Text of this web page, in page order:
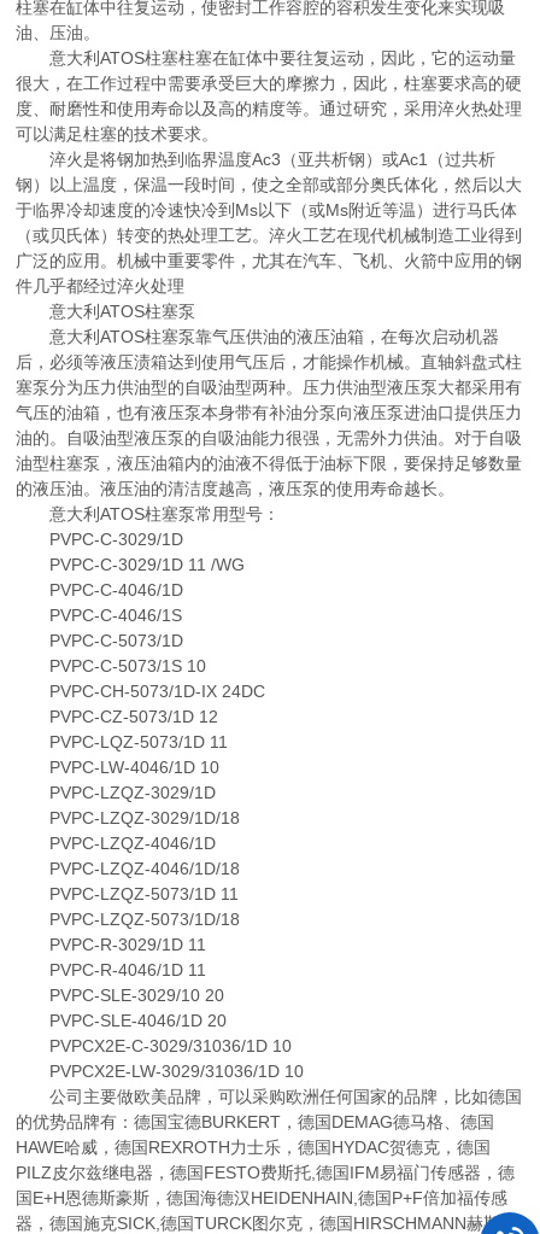
柱塞在缸体中往复运动，使密封工作容腔的容积发生变化来实现吸
油、压油。
意大利ATOS柱塞柱塞在缸体中要往复运动，因此，它的运动量
很大，在工作过程中需要承受巨大的摩擦力，因此，柱塞要求高的硬
度、耐磨性和使用寿命以及高的精度等。通过研究，采用淬火热处理
可以满足柱塞的技术要求。
淬火是将钢加热到临界温度Ac3（亚共析钢）或Ac1（过共析
钢）以上温度，保温一段时间，使之全部或部分奥氏体化，然后以大
于临界冷却速度的冷速快冷到Ms以下（或Ms附近等温）进行马氏体
（或贝氏体）转变的热处理工艺。淬火工艺在现代机械制造工业得到
广泛的应用。机械中重要零件，尤其在汽车、飞机、火箭中应用的钢
件几乎都经过淬火处理
意大利ATOS柱塞泵
意大利ATOS柱塞泵靠气压供油的液压油箱，在每次启动机器
后，必须等液压渍箱达到使用气压后，才能操作机械。直轴斜盘式柱
塞泵分为压力供油型的自吸油型两种。压力供油型液压泵大都采用有
气压的油箱，也有液压泵本身带有补油分泵向液压泵进油口提供压力
油的。自吸油型液压泵的自吸油能力很强，无需外力供油。对于自吸
油型柱塞泵，液压油箱内的油液不得低于油标下限，要保持足够数量
的液压油。液压油的清洁度越高，液压泵的使用寿命越长。
意大利ATOS柱塞泵常用型号：
PVPC-C-3029/1D
PVPC-C-3029/1D 11 /WG
PVPC-C-4046/1D
PVPC-C-4046/1S
PVPC-C-5073/1D
PVPC-C-5073/1S 10
PVPC-CH-5073/1D-IX 24DC
PVPC-CZ-5073/1D 12
PVPC-LQZ-5073/1D 11
PVPC-LW-4046/1D 10
PVPC-LZQZ-3029/1D
PVPC-LZQZ-3029/1D/18
PVPC-LZQZ-4046/1D
PVPC-LZQZ-4046/1D/18
PVPC-LZQZ-5073/1D 11
PVPC-LZQZ-5073/1D/18
PVPC-R-3029/1D 11
PVPC-R-4046/1D 11
PVPC-SLE-3029/10 20
PVPC-SLE-4046/1D 20
PVPCX2E-C-3029/31036/1D 10
PVPCX2E-LW-3029/31036/1D 10
公司主要做欧美品牌，可以采购欧洲任何国家的品牌，比如德国
的优势品牌有：德国宝德BURKERT，德国DEMAG德马格、德国
HAWE哈威，德国REXROTH力士乐，德国HYDAC贺德克，德国
PILZ皮尔兹继电器，德国FESTO费斯托,德国IFM易福门传感器，德
国E+H恩德斯豪斯，德国海德汉HEIDENHAIN,德国P+F倍加福传感
器，德国施克SICK,德国TURCK图尔克，德国HIRSCHMANN赫斯曼